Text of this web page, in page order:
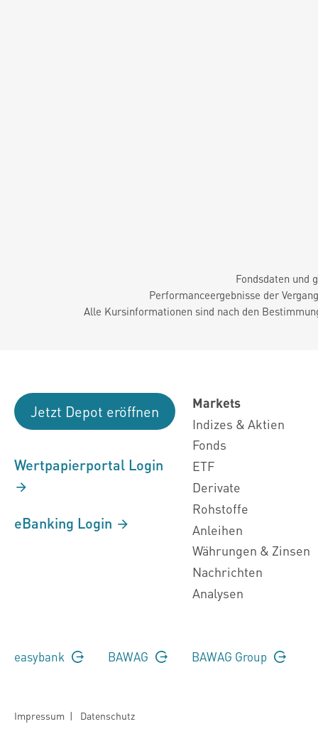
Fondsdaten und
Performanceergebnisse der
Alle Kursinformationen sind nach den
Jetzt Depot eröffnen
Wertpapierportal Login
eBanking Login
Markets
Indizes & Aktien
Fonds
ETF
Derivate
Rohstoffe
Anleihen
Währungen & Zinsen
Nachrichten
Analysen
easybank BAWAG BAWAG Group
Impressum | Datenschutz